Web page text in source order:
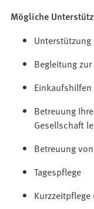
Mögliche
Begleitung
Einkaufshilfen
Betreuung
Gesellschaft
Betreuung
Tagespflege